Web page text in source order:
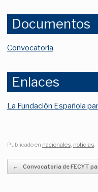
Documentos
Convocatoria
Enlaces
La Fundación Española
Publicado en nacionales noticias
Navegador de artículos
← Convocatoria de FECYT